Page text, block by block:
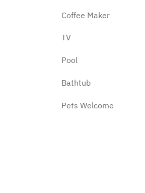
Coffee Maker
TV
Pool
Bathtub
Pets Welcome